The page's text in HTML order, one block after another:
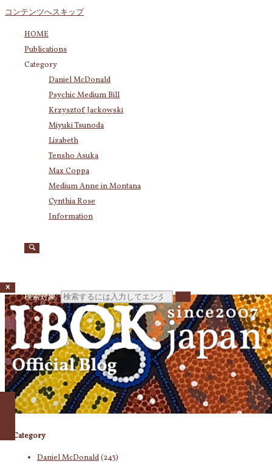
コンテンツへスキップ
HOME
Publications
Category
Daniel McDonald
Psychic Medium Bill
Krzysztof Jackowski
Miyuki Tsunoda
Lizabeth
Tensho Asuka
Max Coppa
Medium Anne in Montana
Cynthia Rose
Information
検索対象:
Category
Daniel McDonald(243)